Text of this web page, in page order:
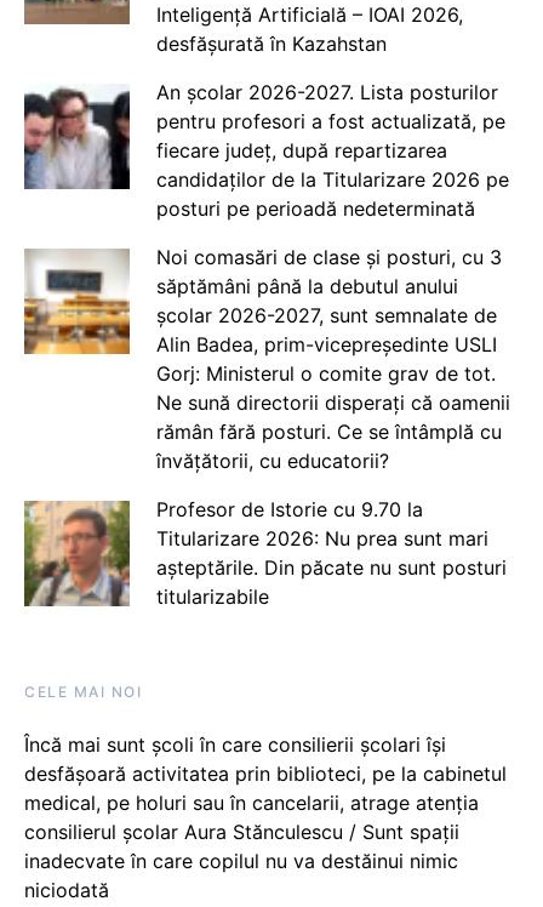
Inteligență Artificială – IOAI 2026,
desfășurată în Kazahstan
An școlar 2026-2027. Lista posturilor
pentru profesori a fost actualizată, pe
fiecare județ, după repartizarea
candidaților de la Titularizare 2026 pe
posturi pe perioadă nedeterminată
Noi comasări de clase și posturi, cu 3
săptămâni până la debutul anului
școlar 2026-2027, sunt semnalate de
Alin Badea, prim-vicepreședinte USLI
Gorj: Ministerul o comite grav de tot.
Ne sună directorii disperați că oamenii
rămân fără posturi. Ce se întâmplă cu
învățătorii, cu educatorii?
Profesor de Istorie cu 9.70 la
Titularizare 2026: Nu prea sunt mari
așteptările. Din păcate nu sunt posturi
titularizabile
CELE MAI NOI
Încă mai sunt școli în care consilierii școlari își
desfășoară activitatea prin biblioteci, pe la cabinetul
medical, pe holuri sau în cancelarii, atrage atenția
consilierul școlar Aura Stănculescu / Sunt spații
inadecvate în care copilul nu va destăinui nimic
niciodată